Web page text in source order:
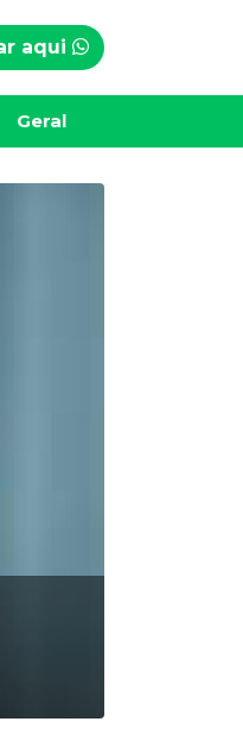
aqui
Geral